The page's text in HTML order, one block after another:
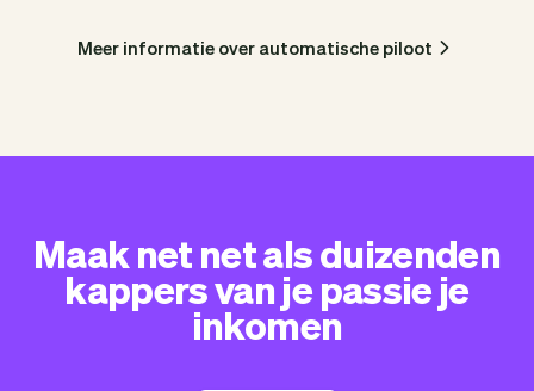
Meer informatie over automatische piloot
Maak net net als duizenden
kappers van je passie je
inkomen